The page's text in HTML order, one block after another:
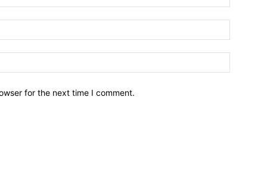
for the next time I comment.